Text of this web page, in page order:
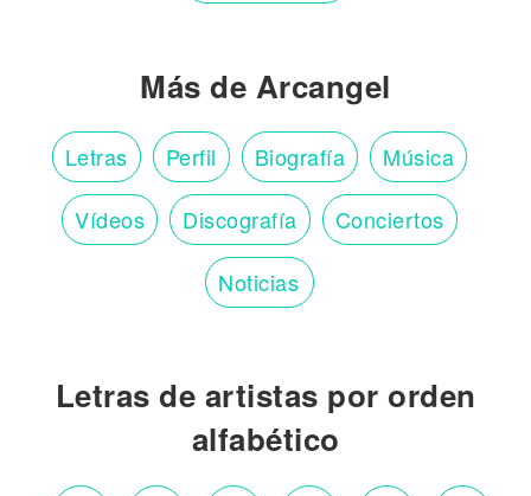
Más de Arcangel
Letras Perfil Biografía Música
Vídeos Discografía Conciertos
Noticias
Letras de artistas por orden
alfabético